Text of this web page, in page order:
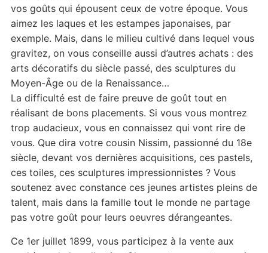
vos goûts qui épousent ceux de votre époque. Vous
aimez les laques et les estampes japonaises, par
exemple. Mais, dans le milieu cultivé dans lequel vous
gravitez, on vous conseille aussi d’autres achats : des
arts décoratifs du siècle passé, des sculptures du
Moyen-Âge ou de la Renaissance…
La difficulté est de faire preuve de goût tout en
réalisant de bons placements. Si vous vous montrez
trop audacieux, vous en connaissez qui vont rire de
vous. Que dira votre cousin Nissim, passionné du 18e
siècle, devant vos dernières acquisitions, ces pastels,
ces toiles, ces sculptures impressionnistes ? Vous
soutenez avec constance ces jeunes artistes pleins de
talent, mais dans la famille tout le monde ne partage
pas votre goût pour leurs oeuvres dérangeantes.
Ce 1er juillet 1899, vous participez à la vente aux